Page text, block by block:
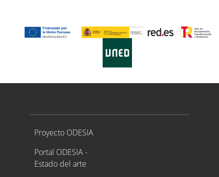
Proyecto ODESIA
Proyecto ODESIA
Portal ODESIA -
Estado del arte